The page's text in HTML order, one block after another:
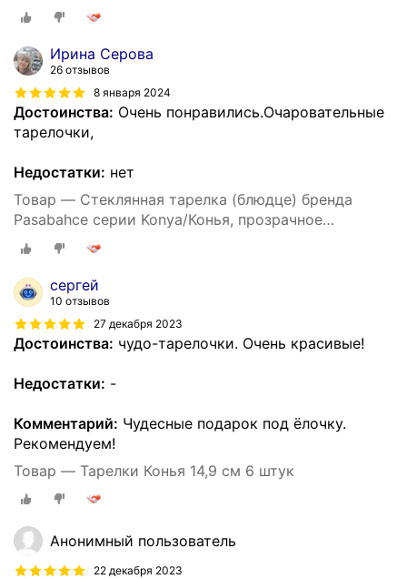
Ирина Серова
26 отзывов
8 января 2024
Достоинства: Очень понравились.Очаровательные
тарелочки,
Недостатки: нет
Товар — Стеклянная тарелка (блюдце) бренда
Pasabahce серии Konya/Конья, прозрачное
рифленое стекло, набор из 6 шт, диаметр 149 мм.
сергей
10 отзывов
27 декабря 2023
Достоинства: чудо-тарелочки. Очень красивые!
Недостатки: -
Комментарий: Чудесные подарок под ёлочку.
Рекомендуем!
Товар — Тарелки Конья 14,9 см 6 штук
Анонимный пользователь
22 декабря 2023